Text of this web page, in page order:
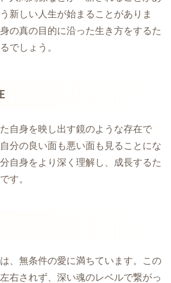
新しい人生が始まることがありま
の真の目的に沿った生き方をするた
でしょう。
自身を映し出す鏡のような存在で
分の良い面も悪い面も見ることにな
自身をより深く理解し、成長するた
す。
、無条件の愛に満ちています。この
右されず、深い魂のレベルで繋がっ